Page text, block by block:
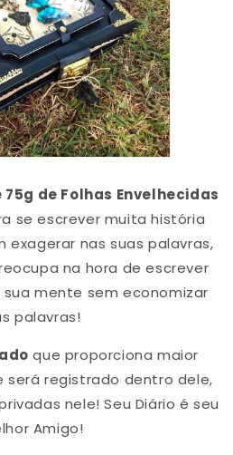
de Folhas Envelhecidas
se escrever muita história
exagerar nas suas palavras,
na hora de escrever
mente sem economizar
palavras!
que proporciona maior
será registrado dentro dele,
nele! Seu Diário é seu
Amigo!